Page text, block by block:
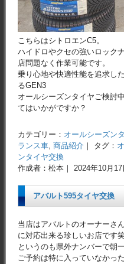
こちらはシトロエンC5。
ハイドロやクセの強いロック
店問題なく作業可能です。
乗り心地や快適性能を追求し
るGEN3
オールシーズンタイヤご検討
てはいかがですか？
カテゴリー： オールシーズン
ランス車 商品紹介 ｜ タグ：
ンタイヤ交換
作成者：松本｜ 2024年10月17
アバルト595タイヤ交換
当店はアバルトのオーナーさ
に対応出来る珍しいお店です
というのも県外ナンバーで朝
ご予約は特に入っていなかっ